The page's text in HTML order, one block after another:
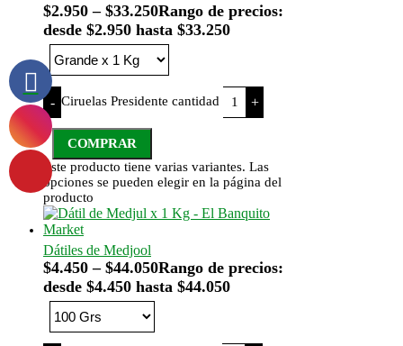
$2.950 – $33.250Rango de precios:
desde $2.950 hasta $33.250
- Ciruelas Presidente cantidad +
COMPRAR
Este producto tiene varias variantes. Las
opciones se pueden elegir en la página del
producto
Dátiles de Medjool
$4.450 – $44.050Rango de precios:
desde $4.450 hasta $44.050